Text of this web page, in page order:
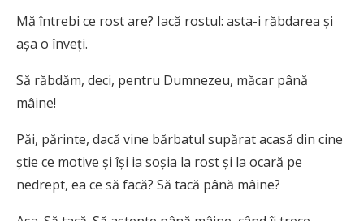
Mă întrebi ce rost are? Iacă rostul: asta-i răbdarea şi
aşa o înveţi.
Să răbdăm, deci, pentru Dumnezeu, măcar până
mâine!
Păi, părinte, dacă vine bărbatul supărat acasă din cine
ştie ce motive şi îşi ia soşia la rost şi la ocară pe
nedrept, ea ce să facă? Să tacă până mâine?